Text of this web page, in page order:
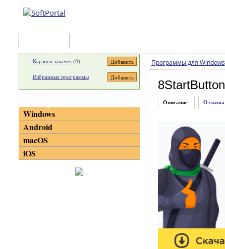
Программы для Windows
8StartButton
Описание Отзывы
Корзина закачек(0)
Избранные программы
Windows
Android
macOS
iOS